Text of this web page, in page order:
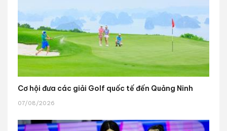
Cơ hội đưa các giải Golf quốc tế đến Quảng Ninh
07/08/2026